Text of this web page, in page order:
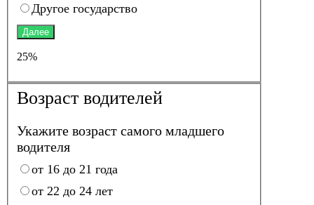
Другое государство
Далее
25%
Возраст водителей
Укажите возраст самого младшего
водителя
от 16 до 21 года
от 22 до 24 лет